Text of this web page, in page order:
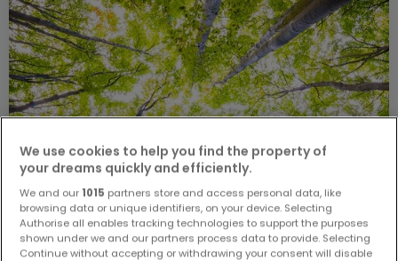
We use cookies to help you find the property of
your dreams quickly and efficiently.
We and our 1015 partners store and access personal data, like
browsing data or unique identifiers, on your device. Selecting
Authorise all enables tracking technologies to support the purposes
shown under we and our partners process data to provide. Selecting
Continue without accepting or withdrawing your consent will disable